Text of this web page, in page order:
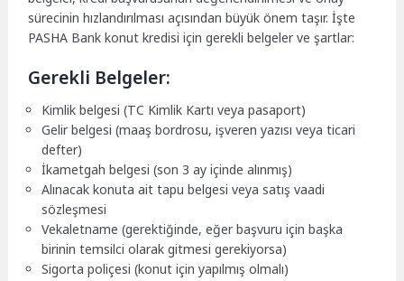
sürecinin hızlandırılması açısından büyük önem taşır. İşte
PASHA Bank konut kredisi için gerekli belgeler ve şartlar:
Gerekli Belgeler:
Kimlik belgesi (TC Kimlik Kartı veya pasaport)
Gelir belgesi (maaş bordrosu, işveren yazısı veya ticari
defter)
İkametgah belgesi (son 3 ay içinde alınmış)
Alınacak konuta ait tapu belgesi veya satış vaadi
sözleşmesi
Vekaletname (gerektiğinde, eğer başvuru için başka
birinin temsilci olarak gitmesi gerekiyorsa)
Sigorta poliçesi (konut için yapılmış olmalı)